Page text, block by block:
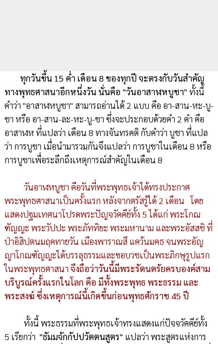
ทุกวันขึ้น 15 ค่ำ เดือน 8 ของทุกปี จะตรงกับวันสำคัญ
ทางพุทธศาสนาอีกหนึ่งวัน นั่นคือ "วันอาสาฬหบูชา" ทั้งนี้
คำว่า "อาสาฬหบูชา" สามารถอ่านได้ 2 แบบ คือ อา-สาน-หะ-บู-
ชา หรือ อา-สาน-ละ-หะ-บู-ชา ซึ่งจะประกอบด้วยคำ 2 คำ คือ
อาสาฬห ที่แปลว่า เดือน 8 ทางจันทรคติ กับคำว่า บูชา ที่แปล
ว่า การบูชา เมื่อนำมารวมกันจึงแปลว่า การบูชาในเดือน 8 หรือ
การบูชาเพื่อระลึกถึงเหตุการณ์สำคัญในเดือน 8
วันอาฬหบูชา คือวันที่พระพุทธเจ้าได้ทรงประกาศ
พระพุทธศาสนาเป็นครั้งแรก หลังจากตรัสรู้ได้ 2 เดือน โดย
แสดงปฐมเทศนาโปรดพระปัญจวัคคีย์ทั้ง 5 ได้แก่ พระโกณ
ฑัญญะ พระวัปปะ พระภัททิยะ พระมหานาม และพระอัสสชิ ที่
ป่าอิสิปตนมฤคทายวัน เมืองพาราณสี แคว้นมคธ จนพระอัญ
ญาโกณฑัญญะได้บรรลุธรรมและขอบวชเป็นพระภิกษุรูปแรก
ในพระพุทธศาสนา จึงถือว่าวันนี้มีพระรัตนตรัยครบองค์สาม
บริบูรณ์ครั้งแรกในโลก คือ มีทั้งพระพุทธ พระธรรม และ
พระสงฆ์ ซึ่งเหตุการณ์นี้เกิดขึ้นก่อนพุทธศักราช 45 ปี
ทั้งนี้ พระธรรมที่พระพุทธเจ้าทรงแสดงแก่ปัจจวัคคีย์ทั้ง
5 เรียกว่า "ธัมมจักกัปปวัตตนสูตร" แปลว่า พระสูตรแห่งการ